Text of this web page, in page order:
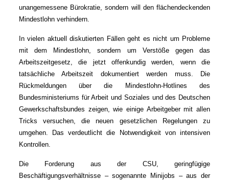
unangemessene Bürokratie, sondern will den flächendeckenden
Mindestlohn verhindern.
In vielen aktuell diskutierten Fällen geht es nicht um Probleme
mit dem Mindestlohn, sondern um Verstöße gegen das
Arbeitszeitgesetz, die jetzt offenkundig werden, wenn die
tatsächliche Arbeitszeit dokumentiert werden muss. Die
Rückmeldungen über die Mindestlohn-Hotlines des
Bundesministeriums für Arbeit und Soziales und des Deutschen
Gewerkschaftsbundes zeigen, wie einige Arbeitgeber mit allen
Tricks versuchen, die neuen gesetzlichen Regelungen zu
umgehen. Das verdeutlicht die Notwendigkeit von intensiven
Kontrollen.
Die Forderung aus der CSU, geringfügige
Beschäftigungsverhältnisse – sogenannte Minijobs – aus der